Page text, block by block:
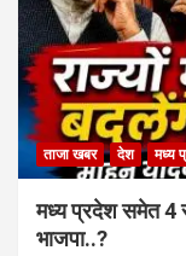
ताजा खबर देश मध्य
मध्य प्रदेश समेत 4
भाजपा..?